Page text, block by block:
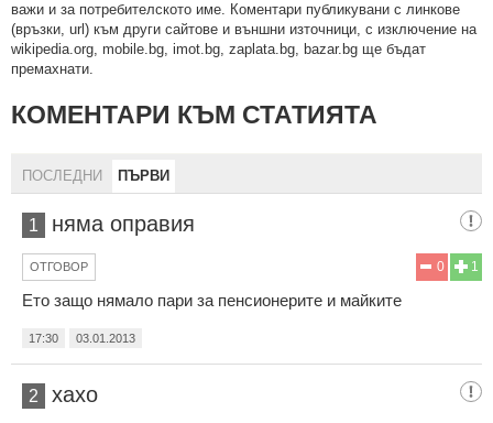
важи и за потребителското име. Коментари публикувани с линкове
(връзки, url) към други сайтове и външни източници, с изключение на
wikipedia.org, mobile.bg, imot.bg, zaplata.bg, bazar.bg ще бъдат
премахнати.
КОМЕНТАРИ КЪМ СТАТИЯТА
ПОСЛЕДНИ ПЪРВИ
1 няма оправия
1
0
ОТГОВОР
Ето защо нямало пари за пенсионерите и майките
17:30 03.01.2013
2 хахо